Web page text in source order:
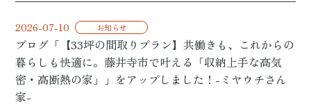
2026-07-10 お知らせ
ブログ「【33坪の間取りプラン】共働きも、これからの
暮らしも快適に。藤井寺市で叶える「収納上手な高気
密・高断熱の家」」をアップしました！-ミヤウチさん
家-